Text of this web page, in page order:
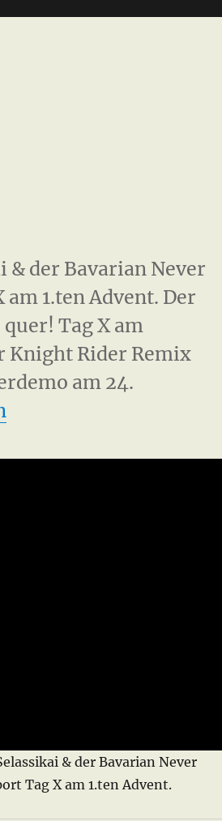
der Bavarian Never
1.ten Advent. Der
Tag X am
Knight Rider Remix
am 24.
Gorleben“
& der Bavarian Never
Tag X am 1.ten Advent.